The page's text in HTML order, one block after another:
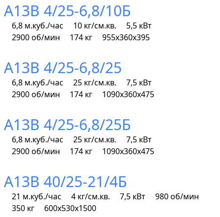
А13В 4/25-6,8/10Б
6,8 м.куб./час 10 кг/см.кв.
5,5 кВт
2900 об/мин
174 кг 955х360х395
А13В 4/25-6,8/25
6,8 м.куб./час 25 кг/см.кв.
7,5 кВт
2900 об/мин
174 кг 1090х360х475
А13В 4/25-6,8/25Б
6,8 м.куб./час 25 кг/см.кв.
7,5 кВт
2900 об/мин
174 кг 1090х360х475
А13В 40/25-21/4Б
21 м.куб./час 4 кг/см.кв. 7,5 кВт
980 об/мин
350 кг
600х530х1500